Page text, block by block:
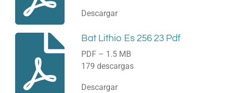
Descargar
Bat Lithio Es 256 23 Pdf
PDF – 1.5 MB
179 descargas
Descargar